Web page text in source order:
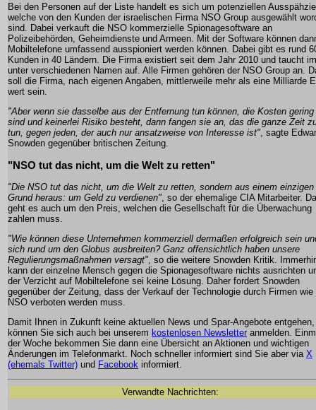
Bei den Personen auf der Liste handelt es sich um potenziellen
welche von den Kunden der israelischen Firma NSO Group ausgewählt
sind. Dabei verkauft die NSO kommerzielle Spionagesoftware an
Polizeibehörden, Geheimdienste und Armeen. Mit der Software können
Mobiltelefone umfassend ausspioniert werden können. Dabei gibt es rund
Kunden in 40 Ländern. Die Firma existiert seit dem Jahr 2010 und taucht
unter verschiedenen Namen auf. Alle Firmen gehören der NSO Group an.
soll die Firma, nach eigenen Angaben, mittlerweile mehr als eine Milliarde
wert sein.
"Aber wenn sie dasselbe aus der Entfernung tun können, die Kosten gering
sind und keinerlei Risiko besteht, dann fangen sie an, das die ganze Zeit
tun, gegen jeden, der auch nur ansatzweise von Interesse ist" , sagte
Snowden gegenüber britischen Zeitung.
"NSO tut das nicht, um die Welt zu retten"
"Die NSO tut das nicht, um die Welt zu retten, sondern aus einem einzigen
Grund heraus: um Geld zu verdienen" , so der ehemalige CIA Mitarbeiter.
geht es auch um den Preis, welchen die Gesellschaft für die Überwachung
zahlen muss.
"Wie können diese Unternehmen kommerziell dermaßen erfolgreich sein
sich rund um den Globus ausbreiten? Ganz offensichtlich haben unsere
Regulierungsmaßnahmen versagt" , so die weitere Snowden Kritik.
kann der einzelne Mensch gegen die Spionagesoftware nichts ausrichten
der Verzicht auf Mobiltelefone sei keine Lösung. Daher fordert Snowden
gegenüber der Zeitung, dass der Verkauf der Technologie durch Firmen wie
NSO verboten werden muss.
Damit Ihnen in Zukunft keine aktuellen News und Spar-Angebote entgehen,
können Sie sich auch bei unserem kostenlosen Newsletter anmelden.
der Woche bekommen Sie dann eine Übersicht an Aktionen und wichtigen
Änderungen im Telefonmarkt. Noch schneller informiert sind Sie aber via X
(ehemals Twitter) und Facebook informiert.
Verwandte Nachrichten: